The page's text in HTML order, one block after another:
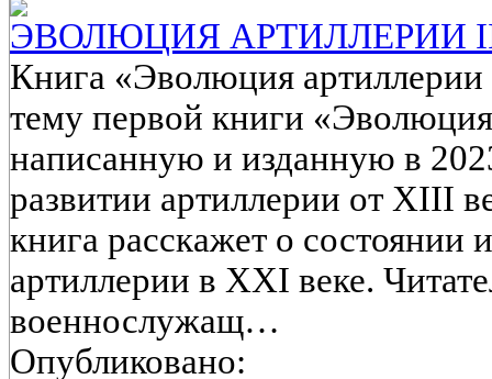
ЭВОЛЮЦИЯ АРТИЛЛЕРИИ
Книга «Эволюция
тему первой книги
написанную и изданную в
развитии артиллерии от XIII
книга расскажет о состоянии
артиллерии в XXI веке.
военнослужащ…
Опубликовано: